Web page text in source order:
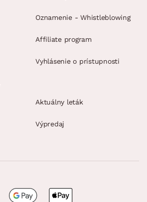
Oznamenie - Whistleblowing
Affiliate program
Vyhlásenie o prístupnosti
Aktuálny leták
Výpredaj